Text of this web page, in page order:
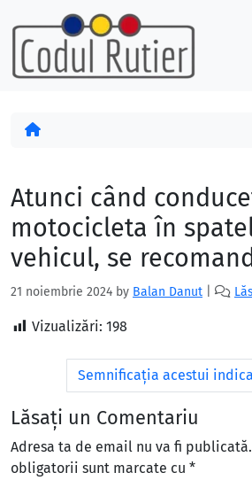
Skip to content
Skip to footer
Acasă
Atunci când
motocicleta în
vehicul, se
21 noiembrie 2024 by Balan Danut
Vizualizări: 198
Semnificaţia acestui
Lăsați un Comentariu
Adresa ta de email nu va fi publicată.
obligatorii sunt marcate cu *